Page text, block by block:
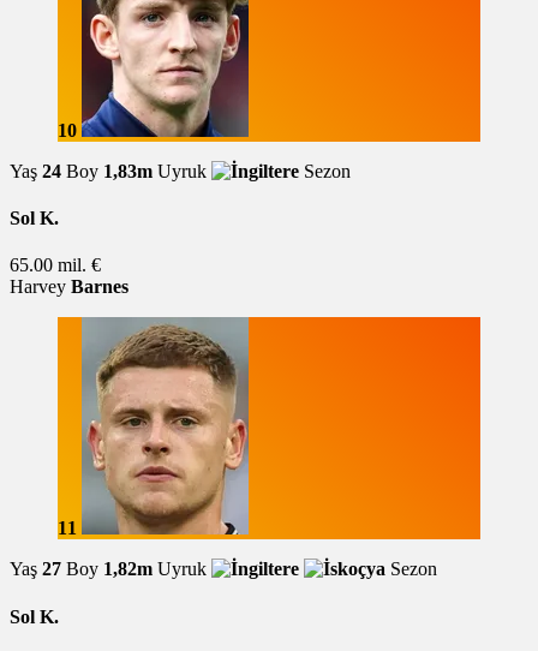
10
Yaş 24 Boy 1,83m Uyruk Sezon
Sol K.
65.00 mil. €
Harvey Barnes
11
Yaş 27 Boy 1,82m Uyruk Sezon
Sol K.